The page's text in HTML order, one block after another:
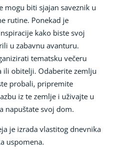
mogu biti sjajan saveznik u
rutine. Ponekad je
kako biste svoj
u zabavnu avanturu.
tematsku večeru
ili obitelji. Odaberite zemlju
probali, pripremite
iz te zemlje i uživajte u
napuštate svoj dom.
je izrada vlastitog dnevnika
uspomena.